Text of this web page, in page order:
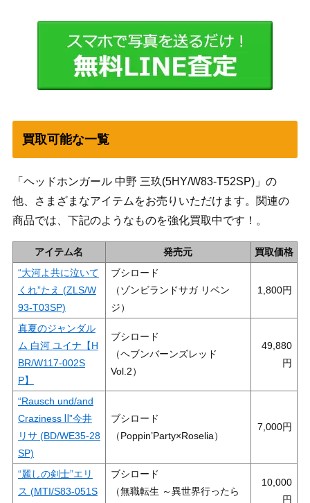
買取可能な一覧
「ヘッドホンガール 中野 三玖(5HY/W83-T52SP)」の
他、さまざまなアイテムをお売りいただけます。関連の
商品では、下記のようなものを強化買取中です！。
アイテム名 発売元
買取価格
“大河よ共に泣いて
くれ”たえ (ZLS/W
93-T03SP)
ブシロード
（ゾンビランドサガ リベン
ジ）
1,800
真夏のジャンダル
ム 白河 ユイナ【H
BR/W117-002S
P】
ブシロード
（ヘブンバーンズレッド
Vol.2）
49,880
“Rausch und/and
Craziness Ⅱ”今井
リサ (BD/WE35-28
SP)
ブシロード
（Poppin’Party×Roselia）
7,000
“麗しの剣士”エリ
ス (MTI/S83-051S
ブシロード
（無職転生 ～異世界行ったら
10,000